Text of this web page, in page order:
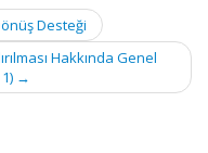
Desteği
Hakkında Genel
→